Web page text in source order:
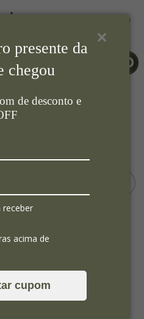
presente da
chegou
de desconto e
receber
acima de
cupom
Gelo / Champanheira